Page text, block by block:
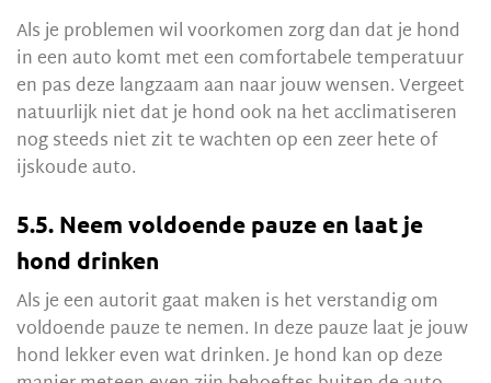
Als je problemen wil voorkomen zorg dan dat je hond
in een auto komt met een comfortabele temperatuur
en pas deze langzaam aan naar jouw wensen. Vergeet
natuurlijk niet dat je hond ook na het acclimatiseren
nog steeds niet zit te wachten op een zeer hete of
ijskoude auto.
5.5. Neem voldoende pauze en laat je
hond drinken
Als je een autorit gaat maken is het verstandig om
voldoende pauze te nemen. In deze pauze laat je jouw
hond lekker even wat drinken. Je hond kan op deze